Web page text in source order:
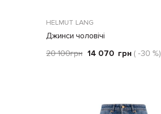
HELMUT LANG
Джинси чоловічі
20 100грн 14 070 грн ( -30 %)